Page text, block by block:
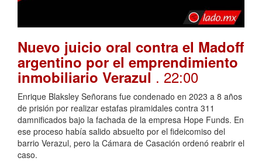
Nuevo juicio oral contra el Madoff
argentino por el emprendimiento
inmobiliario Verazul . 22:00
Enrique Blaksley Señorans fue condenado en 2023 a 8 años
de prisión por realizar estafas piramidales contra 311
damnificados bajo la fachada de la empresa Hope Funds. En
ese proceso había salido absuelto por el fideicomiso del
barrio Verazul, pero la Cámara de Casación ordenó reabrir el
caso.